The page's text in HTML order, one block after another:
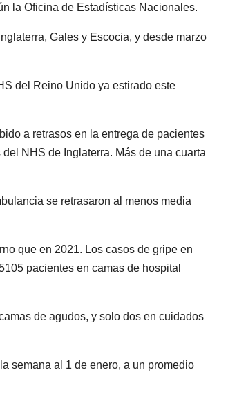
la Oficina de Estadísticas Nacionales.
Gales y Escocia, y desde marzo
del Reino Unido ya estirado este
a retrasos en la entrega de pacientes
NHS de Inglaterra. Más de una cuarta
se retrasaron al menos media
que en 2021. Los casos de gripe en
pacientes en camas de hospital
de agudos, y solo dos en cuidados
semana al 1 de enero, a un promedio